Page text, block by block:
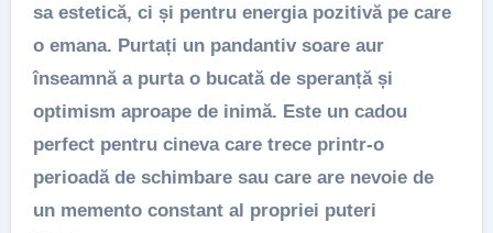
sa estetică, ci și pentru energia pozitivă pe care
o emana. Purtați un pandantiv soare aur
înseamnă a purta o bucată de speranță și
optimism aproape de inimă. Este un cadou
perfect pentru cineva care trece printr-o
perioadă de schimbare sau care are nevoie de
un memento constant al propriei puteri